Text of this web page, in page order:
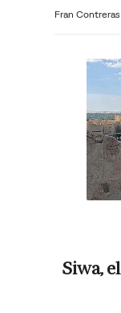
Fran Contreras
Siwa,